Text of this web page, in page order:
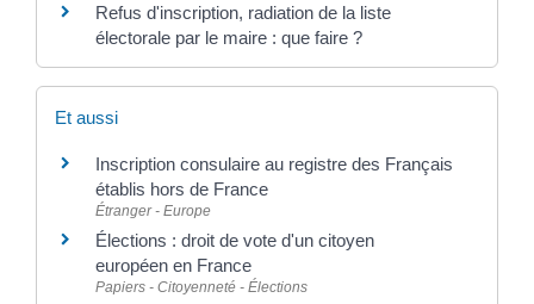
Refus d'inscription, radiation de la liste
électorale par le maire : que faire ?
Et aussi
Inscription consulaire au registre des Français
établis hors de France
Étranger - Europe
Élections : droit de vote d'un citoyen
européen en France
Papiers - Citoyenneté - Élections